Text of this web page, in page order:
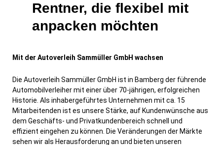
Rentner, die flexibel mit
anpacken möchten
Mit der Autoverleih Sammüller GmbH wachsen
Die Autoverleih Sammüller GmbH ist in Bamberg der führende
Automobilverleiher mit einer über 70-jährigen, erfolgreichen
Historie. Als inhabergeführtes Unternehmen mit ca. 15
Mitarbeitenden ist es unsere Stärke, auf Kundenwünsche aus
dem Geschäfts- und Privatkundenbereich schnell und
effizient eingehen zu können. Die Veränderungen der Märkte
sehen wir als Herausforderung an und bieten unseren